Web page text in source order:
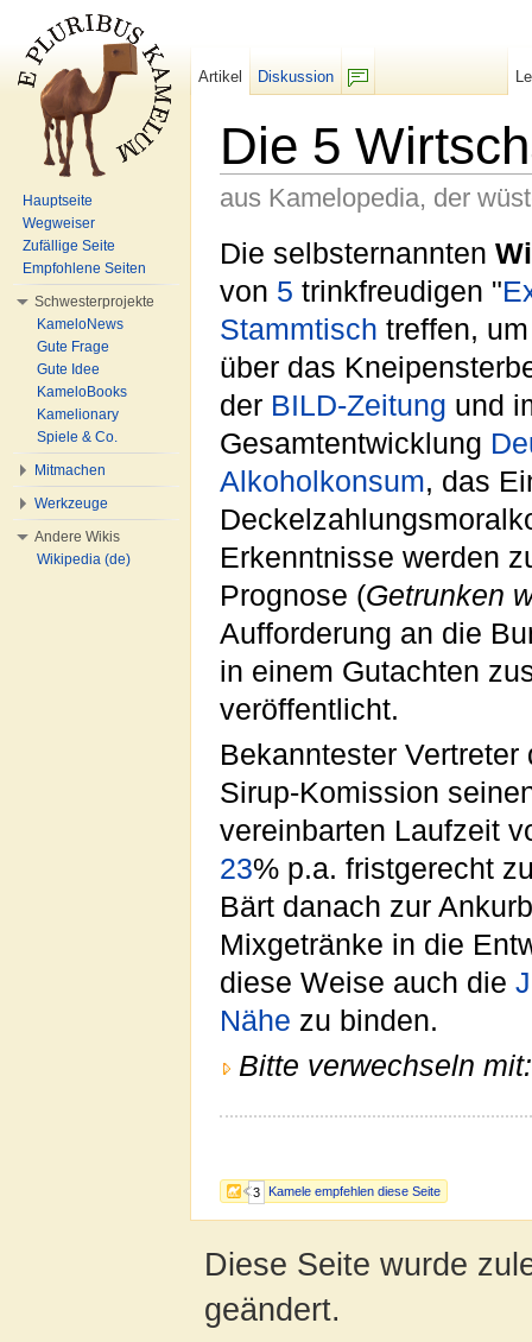
Die 5
aus Kamelopedia, der
3 Kamele empfehlen diese Seite
Die selbsternannten
von 5 trinkfreudigen "
Stammtisch treffen,
über das
der BILD-Zeitung und
Gesamtentwicklung
Alkoholkonsum, das
Erkenntnisse werden
Prognose (Getrunken
Aufforderung an die
in einem Gutachten
veröffentlicht.
Bekanntester
Sirup-Komission
vereinbarten Laufzeit
23% p.a. fristgerecht
Bärt danach zur
Mixgetränke in die
diese Weise auch die
Nähe zu binden.
Bitte verwechseln mit:
Artikel
Diskussion
Hauptseite
Wegweiser
Zufällige Seite
Empfohlene Seiten
Schwesterprojekte
KameloNews
Gute Frage
Gute Idee
KameloBooks
Kamelionary
Spiele & Co.
Mitmachen
Werkzeuge
Andere Wikis
Wikipedia (de)
Diese Seite wurde
geändert.